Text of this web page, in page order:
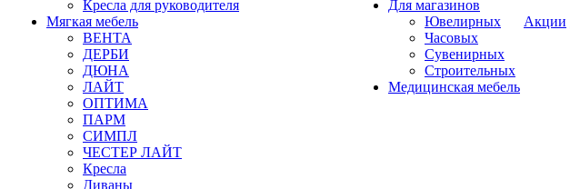
Кресла для руководителя
Мягкая мебель
ВЕНТА
ДЕРБИ
ДЮНА
ЛАЙТ
ОПТИМА
ПАРМ
СИМПЛ
ЧЕСТЕР ЛАЙТ
Кресла
Диваны
Для магазинов
Ювелирных
Часовых
Сувенирных
Строительных
Медицинская мебель
Акции